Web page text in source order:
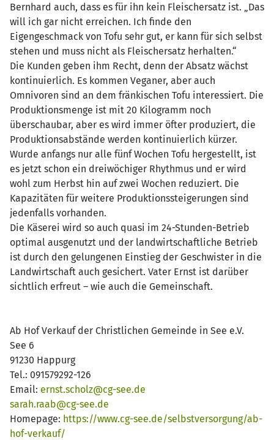
Bernhard auch, dass es für ihn kein Fleischersatz ist. „Das
will ich gar nicht erreichen. Ich finde den
Eigengeschmack von Tofu sehr gut, er kann für sich selbst
stehen und muss nicht als Fleischersatz herhalten.“
Die Kunden geben ihm Recht, denn der Absatz wächst
kontinuierlich. Es kommen Veganer, aber auch
Omnivoren sind an dem fränkischen Tofu interessiert. Die
Produktionsmenge ist mit 20 Kilogramm noch
überschaubar, aber es wird immer öfter produziert, die
Produktionsabstände werden kontinuierlich kürzer.
Wurde anfangs nur alle fünf Wochen Tofu hergestellt, ist
es jetzt schon ein dreiwöchiger Rhythmus und er wird
wohl zum Herbst hin auf zwei Wochen reduziert. Die
Kapazitäten für weitere Produktionssteigerungen sind
jedenfalls vorhanden.
Die Käserei wird so auch quasi im 24-Stunden-Betrieb
optimal ausgenutzt und der landwirtschaftliche Betrieb
ist durch den gelungenen Einstieg der Geschwister in die
Landwirtschaft auch gesichert. Vater Ernst ist darüber
sichtlich erfreut – wie auch die Gemeinschaft.
Ab Hof Verkauf der Christlichen Gemeinde in See e.V.
See 6
91230 Happurg
Tel.: 091579292-126
Email: ernst.scholz@cg-see.de
sarah.raab@cg-see.de
Homepage: https://www.cg-see.de/selbstversorgung/ab-
hof-verkauf/